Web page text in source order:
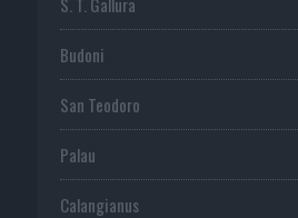
Budoni
San Teodoro
Palau
Calangianus